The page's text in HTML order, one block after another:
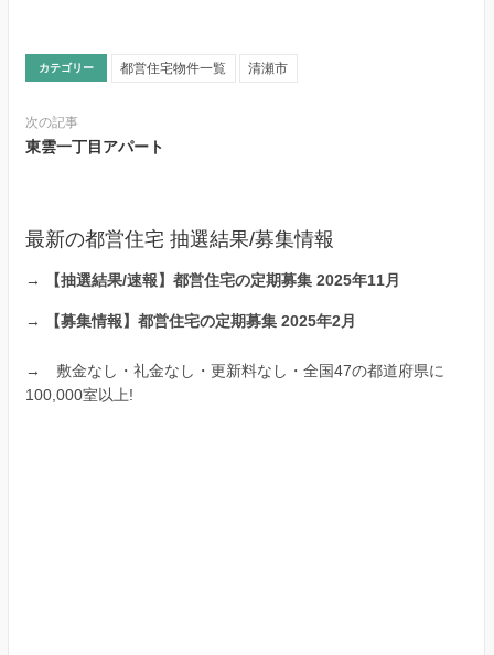
カテゴリー 都営住宅物件一覧 清瀬市
次の記事
東雲一丁目アパート
最新の都営住宅 抽選結果/募集情報
→ 【抽選結果/速報】都営住宅の定期募集 2025年11月
→ 【募集情報】都営住宅の定期募集 2025年2月
→ 敷金なし・礼金なし・更新料なし・全国47の都道府県に
100,000室以上!